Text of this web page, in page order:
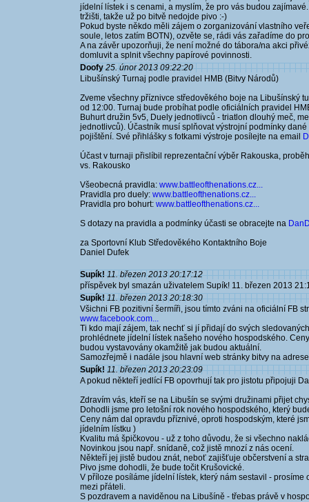
jídelní lístek i s cenami, a myslím, že pro vás budou
tržišti, takže už po bitvě nedojde pivo :-)
Pokud byste někdo měli zájem o zorganizování vlastního
soule, letos zatím BOTN), ozvěte se, rádi vás zařadíme do
A na závěr upozorňuji, že není možné do tábora/na akci
domluvit a splnit všechny papírové povinnosti.
Doofy 25. únor 2013 09:22:20
Libušínský Turnaj podle pravidel HMB (Bitvy Národů)
Zveme všechny příznivce středověkého boje na Libušínský
od 12:00. Turnaj bude probíhat podle oficiálních pravidel
Buhurt družin 5v5, Duely jednotlivců - triatlon dlouhý meč,
jednotlivců). Účastník musí splňovat výstrojní podmínky
pojištění. Své přihlášky s fotkami výstroje posílejte na email
Účast v turnaji přislíbil reprezentační výběr Rakouska,
vs. Rakousko
Všeobecná pravidla: www.battleofthenations.cz...
Pravidla pro duely: www.battleofthenations.cz...
Pravidla pro bohurt: www.battleofthenations.cz...
S dotazy na pravidla a podmínky účasti se obracejte na
za Sportovní Klub Středověkého Kontaktního Boje
Daniel Dufek
Supík! 11. březen 2013 20:17:12
příspěvek byl smazán uživatelem Supík! 11. březen 2013
Supík! 11. březen 2013 20:18:30
Všichni FB pozitivní šermíři, jsou tímto zváni na oficiální FB
www.facebook.com...
Ti kdo mají zájem, tak nechť si jí přidají do svých
prohlédnete jídelní lístek našeho nového hospodského.
budou vystavovány okamžitě jak budou aktuální.
Samozřejmě i nadále jsou hlavní web stránky bitvy na
Supík! 11. březen 2013 20:23:09
A pokud někteří jedlící FB opovrhují tak pro jistotu připojuji
Zdravím vás, kteří se na Libušín se svými družinami přijet
Dohodli jsme pro letošní rok nového hospodského, který
Ceny nám dal opravdu příznivé, oproti hospodským, které
jídelním lístku )
Kvalitu má špičkovou - už z toho důvodu, že si všechno
Novinkou jsou např. snídaně, což jistě mnozí z nás ocení.
Někteří jej jistě budou znát, neboť zajišťuje občerstvení a
Pivo jsme dohodli, že bude točit Krušovické.
V příloze posíláme jídelní lístek, který nám sestavil -
mezi přáteli.
S pozdravem a naviděnou na Libušíně - třebas právě v